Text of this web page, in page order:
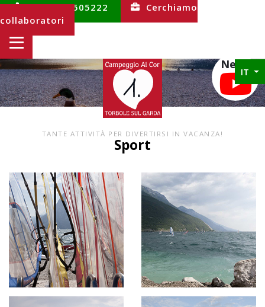
News
+39 0464 505222
Cerchiamo
collaboratori
IT
TANTE ATTIVITÀ PER DIVERTIRSI IN VACANZA!
Sport